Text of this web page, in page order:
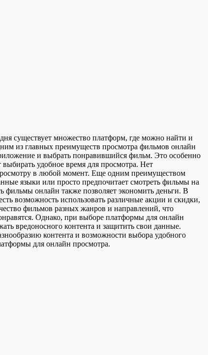
существует множество платформ, где можно найти и
из главных преимуществ просмотра фильмов онлайн
и выбрать понравившийся фильм. Это особенно
удобное время для просмотра. Нет
в любой момент. Еще одним преимуществом
языки или просто предпочитает смотреть фильмы на
фильмы онлайн также позволяет экономить деньги. В
возможность использовать различные акции и скидки,
фильмов разных жанров и направлений, что
Однако, при выборе платформы для онлайн
вредоносного контента и защитить свои данные.
контента и возможности выбора удобного
для онлайн просмотра.